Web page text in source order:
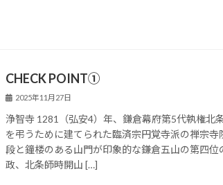
CHECK POINT①
2025年11月27日
浄智寺 1281（弘安4）年、鎌倉幕府第5代執権北
を弔うために建てられた臨済宗円覚寺派の禅宗寺
段と鐘楼のある山門が印象的な​鎌倉五山の第四位
政、北条師時開山 […]